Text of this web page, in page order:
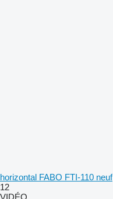
horizontal FABO FTI-110 neuf
12
VIDÉO